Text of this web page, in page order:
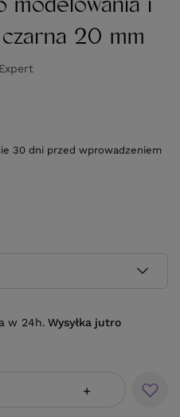
czarna 20 mm
Expert
30 dni przed wprowadzeniem
+
w 24h. Wysyłka jutro